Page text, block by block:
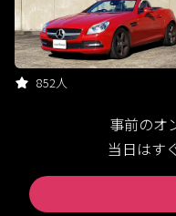
852人
事前のオ
当日はす